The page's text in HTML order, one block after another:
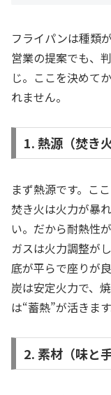
フライパンは種類
営業の提案でも、
じ。ここを決めて
れません。
1. 熱源（焚き
まず熱源です。こ
焚き火は火力が暴
い。だから耐熱性
ガスは火力調整が
底が平らで座りが
炭は安定火力で、
は“蓄熱”が活きます
2. 素材（味と